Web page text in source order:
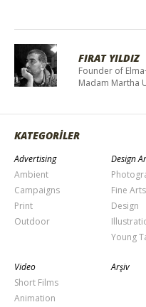
FIRAT YILDIZ
Founder of
Madam Martha
KATEGORİLER
Advertising
Ambient
Campaigns
Print
Outdoor
Design
Fine Arts
Design
Young
Video
Short Films
Animation
Arşiv